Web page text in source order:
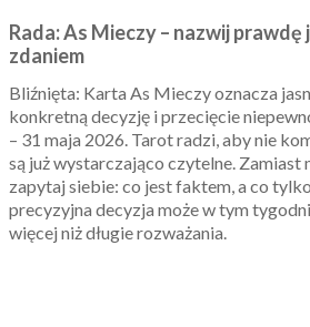
Rada: As Mieczy – nazwij
zdaniem
Bliźnięta: Karta As Mieczy oznacza
konkretną decyzję i przecięcie
– 31 maja 2026. Tarot radzi, aby nie
są już wystarczająco czytelne. Zamiast
zapytaj siebie: co jest faktem, a co
precyzyjna decyzja może w tym
więcej niż długie rozważania.